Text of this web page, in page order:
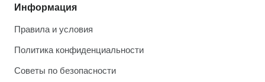
Информация
Правила и условия
Политика конфиденциальности
Советы по безопасности